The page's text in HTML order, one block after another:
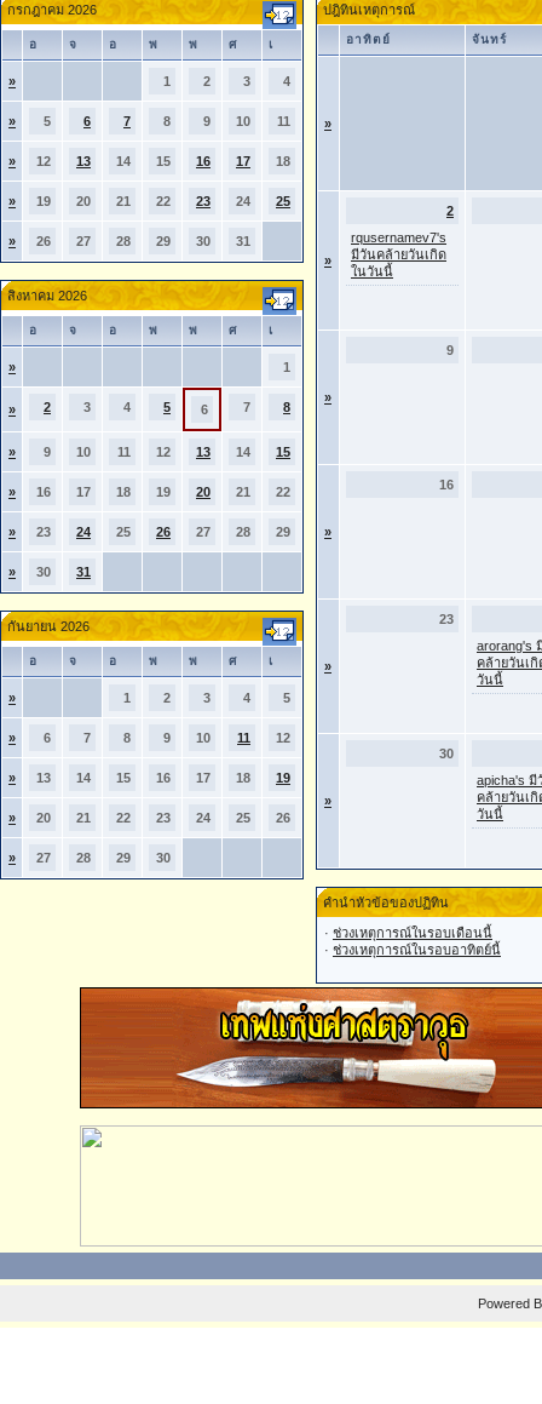
กรกฎาคม 2026
อ จ อ พ พ ศ เ
» 1 2 3 4
» 5 6 7 8 9 10 11
» 12 13 14 15 16 17 18
» 19 20 21 22 23 24 25
» 26 27 28 29 30 31
สิงหาคม 2026
อ จ อ พ พ ศ เ
» 1
» 2 3 4 5 6 7 8
» 9 10 11 12 13 14 15
» 16 17 18 19 20 21 22
» 23 24 25 26 27 28 29
» 30 31
กันยายน 2026
อ จ อ พ พ ศ เ
» 1 2 3 4 5
» 6 7 8 9 10 11 12
» 13 14 15 16 17 18 19
» 20 21 22 23 24 25 26
» 27 28 29 30
ปฎิทินเหตุการณ์
อาทิตย์ จันทร์
»
»
2
rqusernamev7's
มีวันคล้ายวันเกิด
ในวันนี้
»
9
»
16
»
23
arorang's
คล้ายวันเกิ
วันนี้
»
30
apicha's มี
คล้ายวันเกิ
วันนี้
คำนำหัวข้อของปฏิทิน
· ช่วงเหตุการณ์ในรอบเดือนนี้
· ช่วงเหตุการณ์ในรอบอาทิตย์นี้
Powered